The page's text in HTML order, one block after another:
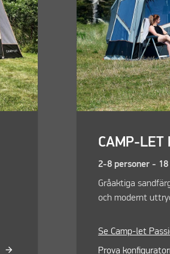
CAMP-LET
2-8 personer - 18
Gråaktiga
och modernt
Se Camp-let
Prova